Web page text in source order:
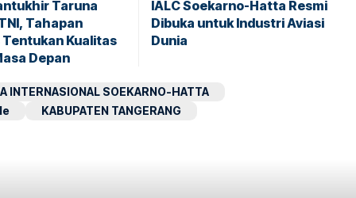
Taruna
Tahapan
Kualitas
Depan
IALC Soekarno-Hatta Resmi
Dibuka untuk Industri Aviasi
Dunia
INTERNASIONAL SOEKARNO-HATTA
KABUPATEN TANGERANG